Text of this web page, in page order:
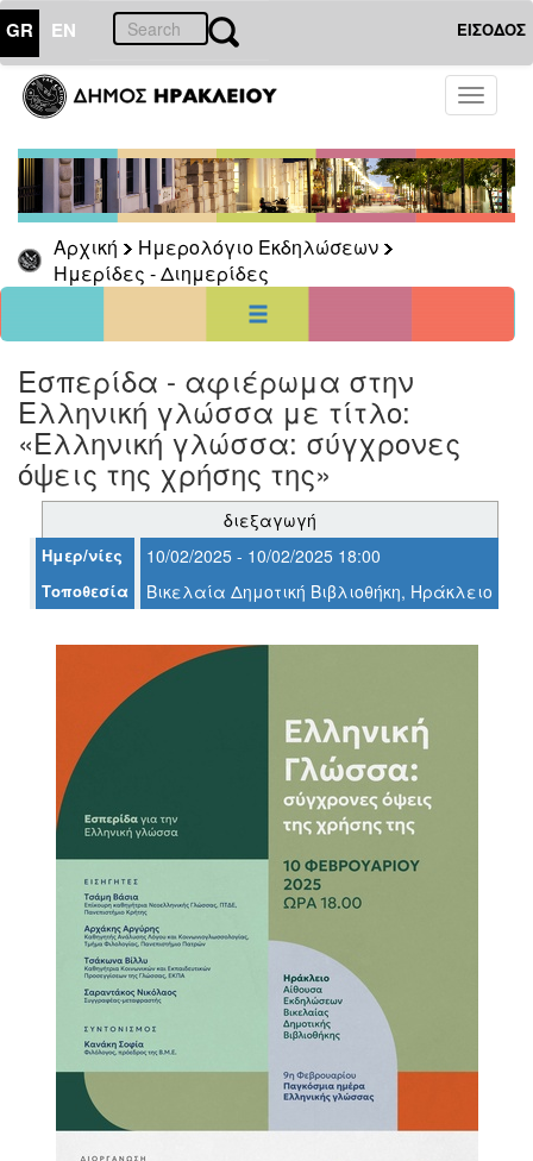
GR EN ΕΙΣΟΔΟΣ
Toggle
Αρχική
Ημερολόγιο Εκδηλώσεων
Ημερίδες - Διημερίδες
01Αύγουστος
2026
Κυρ Δευ Τρι Τετ Πεμ Παρ Σαβ
1
9 10 11 12 13 14
15
16
17 18 19 20 21
22
29
ΗΜΕΡΟΛΟΓΙΟ
ΕΚΔΗΛΩΣΕΩΝ
Ημερίδες
-
Διημερίδες
ΤΟΠΟΣ
ΠΟΛΙΤΙΣΜΟΣ
ΑΝΘΕΚΤΙΚΗ
Εσπερίδα - αφιέρωμα στην
Ελληνική γλώσσα με τίτλο:
«Ελληνική γλώσσα: σύγχρονες
όψεις της χρήσης της»
διεξαγωγή
Ημερ/νίες 10/02/2025 - 10/02/2025 18:00
Τοποθεσία Βικελαία Δημοτική Βιβλιοθήκη, Ηράκλειο